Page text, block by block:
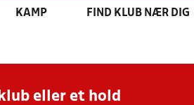
KAMP FIND KLUB NÆR DIG
eller et hold